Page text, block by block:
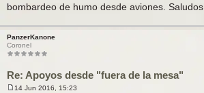
bombardeo de humo desde aviones. Saludos.
PanzerKanone
Coronel
Re: Apoyos desde "fuera de la mesa"
14 Jun 2016, 15:23